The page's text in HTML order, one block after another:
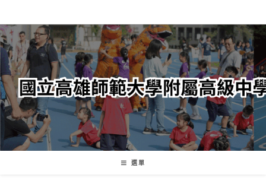
轉
至
主
內
容
選單